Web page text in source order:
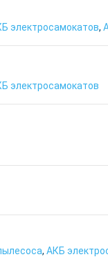
электросамокатов,
электросамокатов
, АКБ